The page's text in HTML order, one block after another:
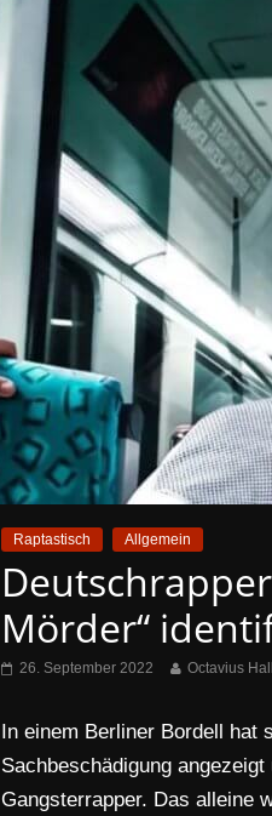
Raptastisch Allgemein
Mörder“
26. September 2022 Octavius
In einem Berliner Bordell hat
Sachbeschädigung
Gangsterrapper. Das alleine